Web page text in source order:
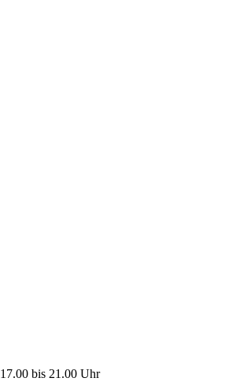
17.00 bis 21.00 Uhr